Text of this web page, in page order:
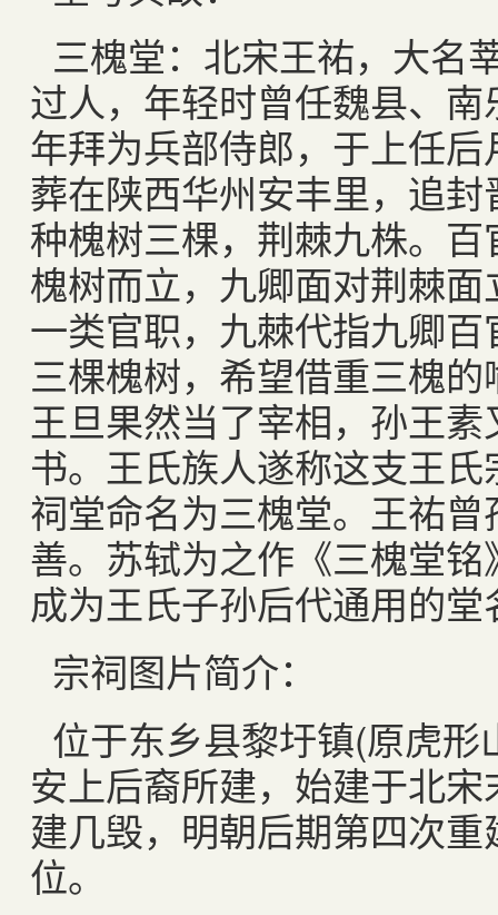
三槐堂：北宋王祐，大名
过人，年轻时曾任魏县、
年拜为兵部侍郎，于上任
葬在陕西华州安丰里，追
种槐树三棵，荆棘九株。
槐树而立，九卿面对荆棘
一类官职，九棘代指九卿
三棵槐树，希望借重三槐
王旦果然当了宰相，孙王
书。王氏族人遂称这支王
祠堂命名为三槐堂。王祐
善。苏轼为之作《三槐堂
成为王氏子孙后代通用的堂
宗祠图片简介：
位于东乡县黎圩镇(原虎
安上后裔所建，始建于北
建几毁，明朝后期第四次
位。